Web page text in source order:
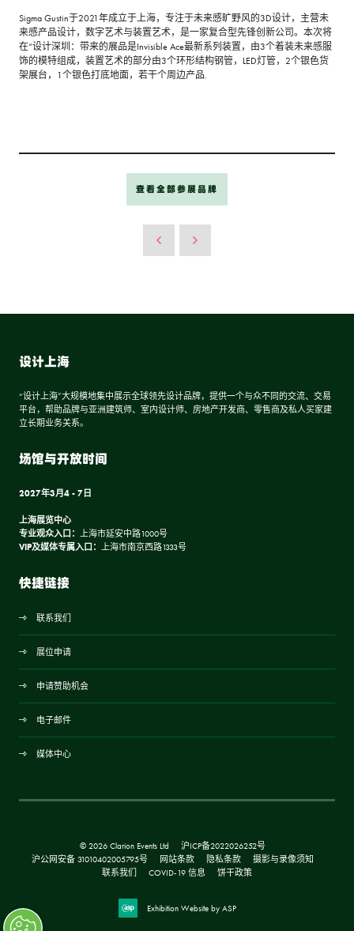
Sigma Gustin于2021年成立于上海，专注于未来感旷野风的3D设计，主营未
来感产品设计，数字艺术与装置艺术，是一家复合型先锋创新公司。本次将
在“设计深圳：带来的展品是Invisible Ace最新系列装置，由3个着装未来感服
饰的模特组成，装置艺术的部分由3个环形结构钢管，LED灯管，2个银色货
架展台，1个银色打底地面，若干个周边产品.
查看全部参展品牌
设计上海
“设计上海”大规模地集中展示全球领先设计品牌，提供一个与众不同的交流、交易
平台，帮助品牌与亚洲建筑师、室内设计师、房地产开发商、零售商及私人买家建
立长期业务关系。
场馆与开放时间
2027年3月4 - 7日
上海展览中心
专业观众入口： 上海市延安中路1000号
VIP及媒体专属入口： 上海市南京西路1333号
快捷链接
联系我们
展位申请
申请赞助机会
电子邮件
媒体中心
© 2026 Clarion Events Ltd
沪ICP备2022026252号
沪公网安备 31010402005795号
网站条款 隐私条款
摄影与录像须知
联系我们
COVID-19 信息 饼干政策
Exhibition Website by ASP